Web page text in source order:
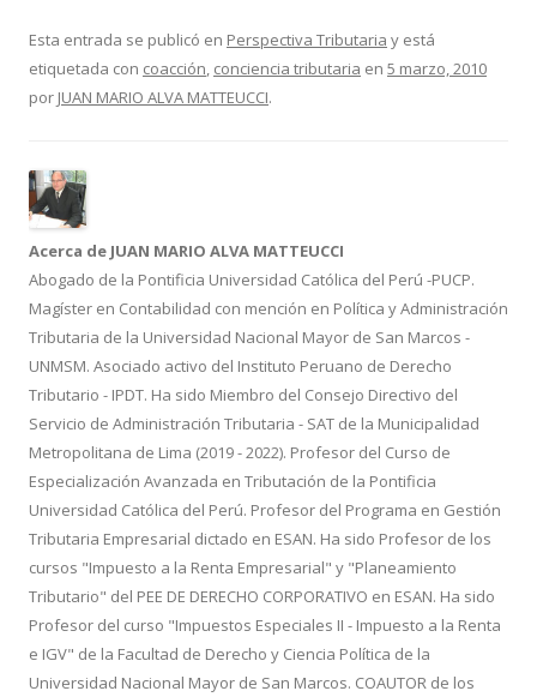
e
b
o
k
itt
er
m
p
Esta entrada se publicó en Perspectiva Tributaria y está
etiquetada con coacción, conciencia tributaria en 5 marzo, 2010
por JUAN MARIO ALVA MATTEUCCI.
Acerca de JUAN MARIO ALVA MATTEUCCI
Abogado de la Pontificia Universidad Católica del Perú -PUCP.
Magíster en Contabilidad con mención en Política y Administración
Tributaria de la Universidad Nacional Mayor de San Marcos -
UNMSM. Asociado activo del Instituto Peruano de Derecho
Tributario - IPDT. Ha sido Miembro del Consejo Directivo del
Servicio de Administración Tributaria - SAT de la Municipalidad
Metropolitana de Lima (2019 - 2022). Profesor del Curso de
Especialización Avanzada en Tributación de la Pontificia
Universidad Católica del Perú. Profesor del Programa en Gestión
Tributaria Empresarial dictado en ESAN. Ha sido Profesor de los
cursos "Impuesto a la Renta Empresarial" y "Planeamiento
Tributario" del PEE DE DERECHO CORPORATIVO en ESAN. Ha sido
Profesor del curso "Impuestos Especiales II - Impuesto a la Renta
e IGV" de la Facultad de Derecho y Ciencia Política de la
Universidad Nacional Mayor de San Marcos. COAUTOR de los